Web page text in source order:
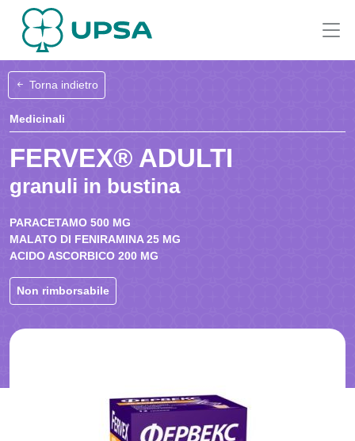
Torna indietro
Medicinali
FERVEX® ADULTI
granuli in bustina
PARACETAMO 500 MG
MALATO DI FENIRAMINA 25 MG
ACIDO ASCORBICO 200 MG
Non rimborsabile